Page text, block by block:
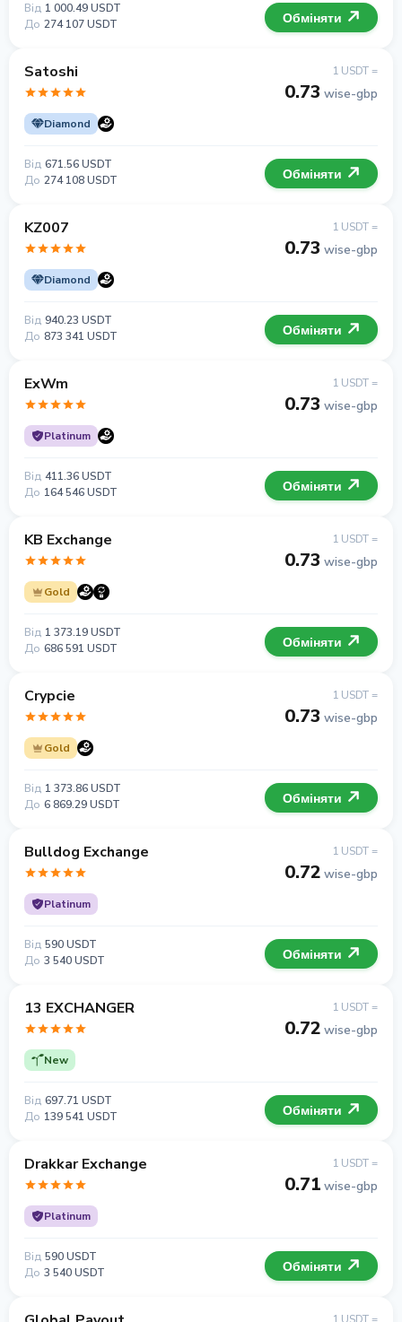
Від 1 000.49 USDT
До 274 107 USDT Обміняти
Satoshi
Diamond
1 USDT =
0.73 wise-gbp
Від 671.56 USDT
До 274 108 USDT Обміняти
KZ007
Diamond
1 USDT =
0.73 wise-gbp
Від 940.23 USDT
До 873 341 USDT Обміняти
ExWm
Platinum
1 USDT =
0.73 wise-gbp
Від 411.36 USDT
До 164 546 USDT Обміняти
KB Exchange
Gold
1 USDT =
0.73 wise-gbp
Від 1 373.19 USDT
До 686 591 USDT Обміняти
Crypcie
Gold
1 USDT =
0.73 wise-gbp
Від 1 373.86 USDT
До 6 869.29 USDT Обміняти
Bulldog Exchange
Platinum
1 USDT =
0.72 wise-gbp
Від 590 USDT
До 3 540 USDT Обміняти
13 EXCHANGER
New
1 USDT =
0.72 wise-gbp
Від 697.71 USDT
До 139 541 USDT Обміняти
Drakkar Exchange
Platinum
1 USDT =
0.71 wise-gbp
Від 590 USDT
До 3 540 USDT Обміняти